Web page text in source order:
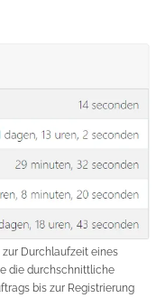
Durchlaufzeit eines
die durchschnittliche
bis zur Registrierung